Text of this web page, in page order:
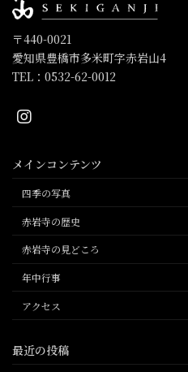
〒440-0021
愛知県豊橋市多米町字赤岩山4
TEL：0532-62-0012
メインコンテンツ
四季の写真
赤岩寺の歴史
赤岩寺の見どころ
年中行事
アクセス
最近の投稿